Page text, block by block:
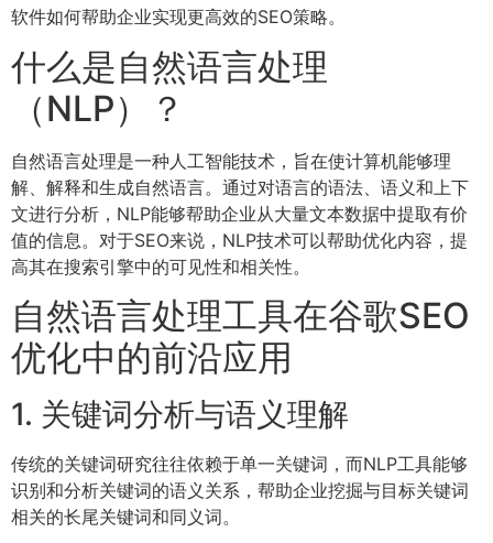
软件如何帮助企业实现更高效的SEO策略。
什么是自然语言处理
（NLP）？
自然语言处理是一种人工智能技术，旨在使计算机能够理
解、解释和生成自然语言。通过对语言的语法、语义和上下
文进行分析，NLP能够帮助企业从大量文本数据中提取有价
值的信息。对于SEO来说，NLP技术可以帮助优化内容，提
高其在搜索引擎中的可见性和相关性。
自然语言处理工具在谷歌SEO
优化中的前沿应用
1. 关键词分析与语义理解
传统的关键词研究往往依赖于单一关键词，而NLP工具能够
识别和分析关键词的语义关系，帮助企业挖掘与目标关键词
相关的长尾关键词和同义词。